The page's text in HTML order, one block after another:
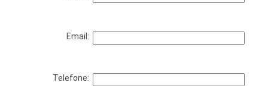
Email:
Telefone: